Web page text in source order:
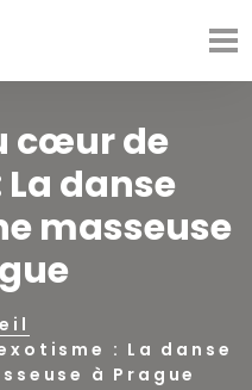
cœur de
danse
masseuse
: La danse
à Prague